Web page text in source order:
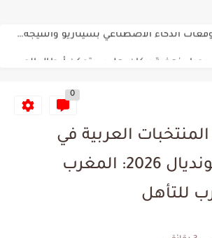
البرنامج الكامل لنهائي البطولة بين الاتحاد المنستيري والنادي الإفريقي
0
العربية في
التأهل إلى مونديال 2026: المغرب
للتأهل